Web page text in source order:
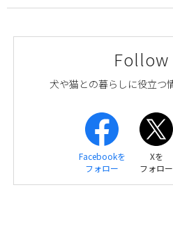
Follow
犬や猫との暮らしに役立つ
Facebookを
フォロー
Xを
フォロー